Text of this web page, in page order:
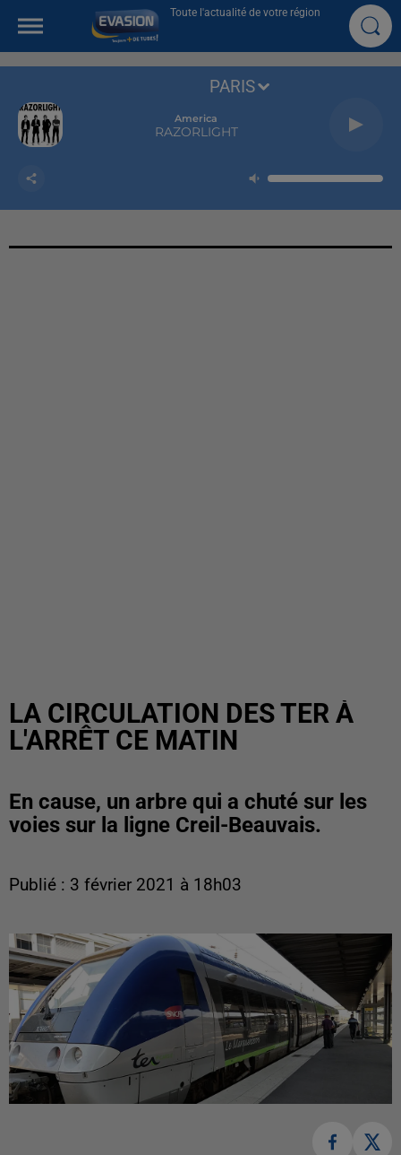
Toute l'actualité de votre région
America
RAZORLIGHT
PARIS
LA CIRCULATION DES TER À
L'ARRÊT CE MATIN
En cause, un arbre qui a chuté sur les
voies sur la ligne Creil-Beauvais.
Publié : 3 février 2021 à 18h03